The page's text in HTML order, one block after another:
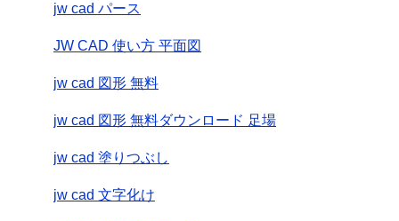
jw cad パース
JW CAD 使い方 平面図
jw cad 図形 無料
jw cad 図形 無料ダウンロード 足場
jw cad 塗りつぶし
jw cad 文字化け